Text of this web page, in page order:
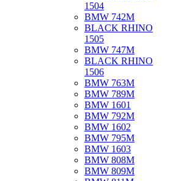
1504
BMW 742M
BLACK RHINO
1505
BMW 747M
BLACK RHINO
1506
BMW 763M
BMW 789M
BMW 1601
BMW 792M
BMW 1602
BMW 795M
BMW 1603
BMW 808M
BMW 809M